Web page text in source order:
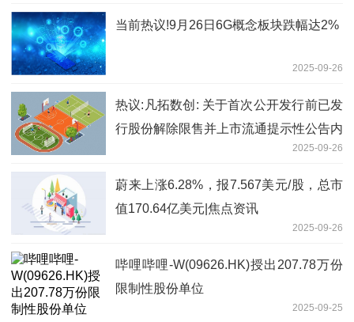
当前热议!9月26日6G概念板块跌幅达2%
2025-09-26
热议:凡拓数创: 关于首次公开发行前已发
行股份解除限售并上市流通提示性公告内
2025-09-26
蔚来上涨6.28%，报7.567美元/股，总市
值170.64亿美元|焦点资讯
2025-09-26
哔哩哔哩-W(09626.HK)授出207.78万份
限制性股份单位
2025-09-25